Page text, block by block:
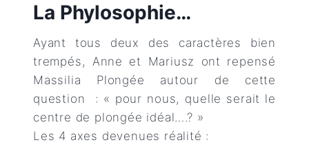
La Phylosophie…
Ayant tous deux des caractères bien
trempés, Anne et Mariusz ont repensé
Massilia Plongée autour de cette
question : « pour nous, quelle serait le
centre de plongée idéal….? »
Les 4 axes devenues réalité :